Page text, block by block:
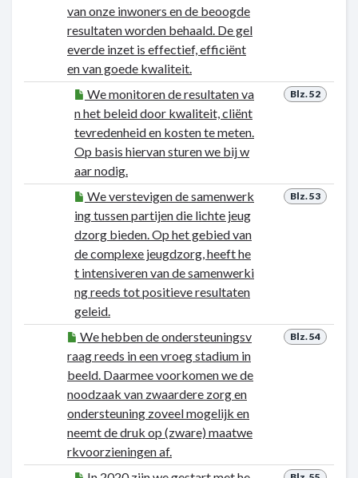
van onze inwoners en de beoogde
resultaten worden behaald. De gel
everde inzet is effectief, efficiënt
en van goede kwaliteit.
Blz. 52
We monitoren de resultaten va
n het beleid door kwaliteit, cliënt
tevredenheid en kosten te meten.
Op basis hiervan sturen we bij w
aar nodig.
Blz. 53
We verstevigen de samenwerk
ing tussen partijen die lichte jeug
dzorg bieden. Op het gebied van
de complexe jeugdzorg, heeft he
t intensiveren van de samenwerki
ng reeds tot positieve resultaten
geleid.
Blz. 54
We hebben de ondersteuningsv
raag reeds in een vroeg stadium in
beeld. Daarmee voorkomen we de
noodzaak van zwaardere zorg en
ondersteuning zoveel mogelijk en
neemt de druk op (zware) maatwe
rkvoorzieningen af.